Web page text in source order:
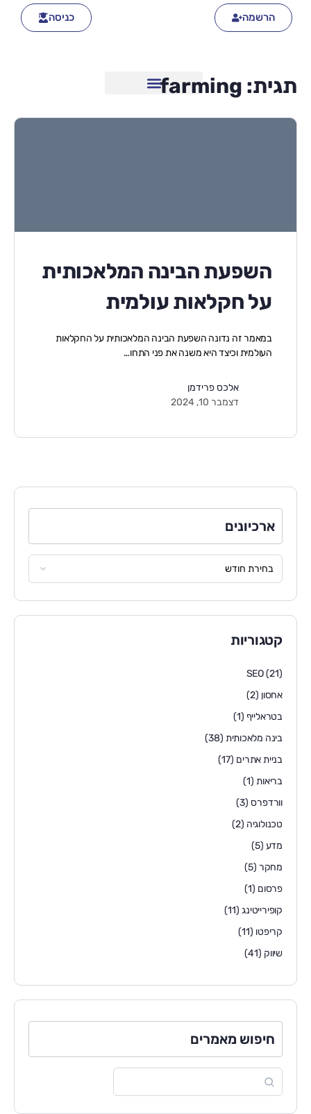
הרשמה כניסה
תגית: farming
השפעת הבינה המלאכותית
על חקלאות עולמית
במאמר זה נדונה השפעת הבינה המלאכותית על החקלאות
העולמית וכיצד היא משנה את פני התחו…
אלכס פרידמן
דצמבר 10, 2024
ארכיונים
קטגוריות
SEO(21)
אחסון (2)
בטראלייף (1)
בינה מלאכותית (38)
בניית אתרים (17)
בריאות(1)
וורדפרס (3)
טכנולוגיה (2)
מדע (5)
מחקר (5)
פרסום (1)
קופירייטינג(11)
קריפטו (11)
שיווק (41)
חיפוש מאמרים